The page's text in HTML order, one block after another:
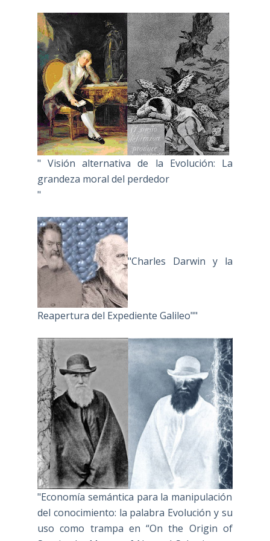
" Visión alternativa de la Evolución: La
grandeza moral del perdedor
"
"Charles Darwin y la
Reapertura del Expediente Galileo""
"Economía semántica para la manipulación
del conocimiento: la palabra Evolución y su
uso como trampa en “On the Origin of